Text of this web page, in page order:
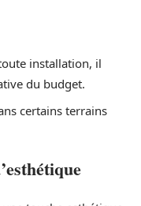
installation, il
du budget.
certains terrains